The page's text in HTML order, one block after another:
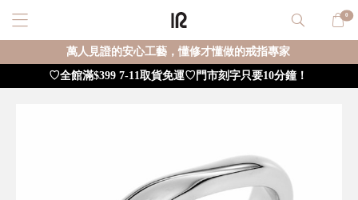
0
萬人見證的安心工藝，懂修才懂做的戒指專家
♡全館滿$399 7-11取貨免運♡門市刻字只要10分鐘！